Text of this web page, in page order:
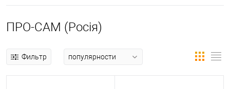
ПРО-САМ (Росія)
Фильтр